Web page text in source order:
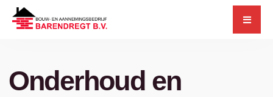
Skip
Onderhoud en